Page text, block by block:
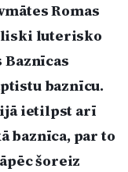
Romas
luterisko
baznīcu.
ietilpst arī
baznīca, par to
šoreiz